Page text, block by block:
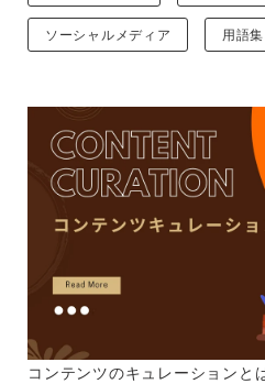
ソーシャルメディア 用語集
コンテンツのキュレーションと